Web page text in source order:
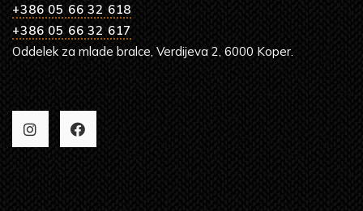
+386 05 66 32 618
+386 05 66 32 617
Oddelek za mlade bralce, Verdijeva 2, 6000 Koper.